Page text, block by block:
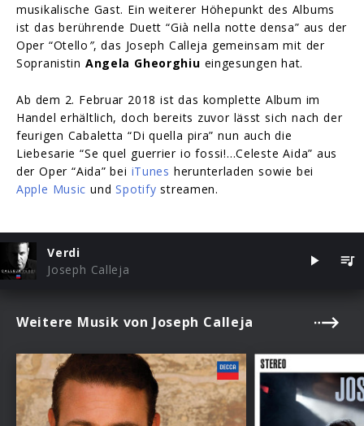
musikalische Gast. Ein weiterer Höhepunkt des Albums
ist das berührende Duett “Già nella notte densa” aus der
Oper “Otello ”, das Joseph Calleja gemeinsam mit der
Sopranistin Angela Gheorghiu eingesungen hat.
Ab dem 2. Februar 2018 ist das komplette Album im
Handel erhältlich, doch bereits zuvor lässt sich nach der
feurigen Cabaletta “Di quella pira” nun auch die
Liebesarie “Se quel guerrier io fossi!…Celeste Aida” aus
der Oper “Aida” bei iTunes herunterladen sowie bei
Apple Music undSpotify streamen.
Verdi
Joseph Calleja
Weitere Musik von Joseph Calleja